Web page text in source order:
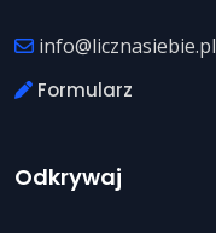
info@licznasiebie.pl
Formularz
Odkrywaj